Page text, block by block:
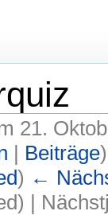
21.
| Beiträge)
) ←
|